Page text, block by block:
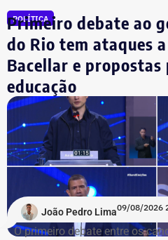
POLÍTICA
Primeiro debate ao
do Rio tem ataques
Bacellar e propostas
educação
João Pedro Lima09/08/2026
O primeiro debate entre os